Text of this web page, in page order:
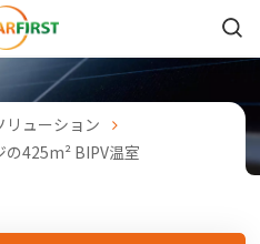
リューション
の425m² BIPV温室